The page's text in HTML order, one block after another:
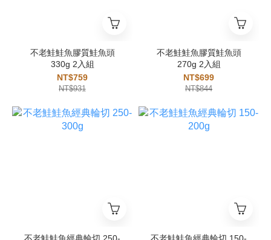
不老鮭鮭魚膠質鮭魚頭
330g 2入組
NT$759
NT$931
不老鮭鮭魚膠質鮭魚頭
270g 2入組
NT$699
NT$844